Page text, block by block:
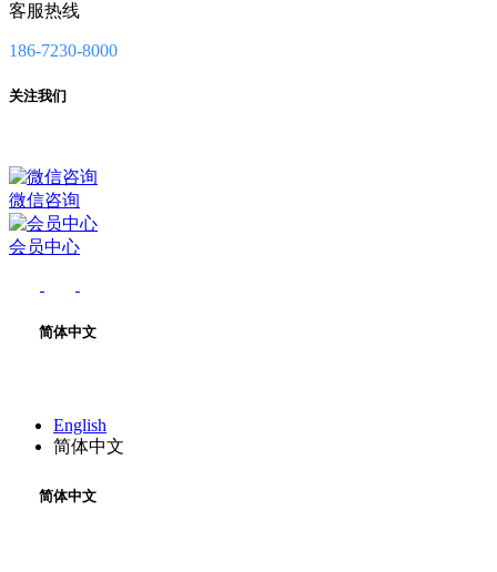
客服热线
186-7230-8000
关注我们
微信咨询
会员中心
简体中文
English
简体中文
简体中文